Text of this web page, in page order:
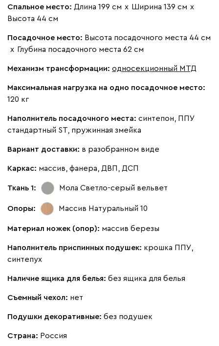
Альтеа
Бежевый Графит Молочный Серый
Графит Серый Терракота
Спальное место: Длина 199 см х Ширина 139 см х
Высота 44 см
Посадочное место: Высота посадочного места 44 см
х Глубина посадочного места 62 см
Механизм трансформации: односекционный МТД
Максимальная нагрузка на одно посадочное место:
120 кг
Наполнитель посадочного места: синтепон, ППУ
стандартный ST, пружинная змейка
Вариант доставки: в разобранном виде
Каркас: массив, фанера, ДВП, ДСП
Ткань 1: Мола Светло-серый вельвет
Опоры: Массив Натуральный 10
Материал ножек (опор): массив березы
Наполнитель приспинных подушек: крошка ППУ,
синтепух
Наличие ящика для белья: без ящика для белья
Съемный чехол: нет
Подушки декоративные: без подушек
Страна: Россия